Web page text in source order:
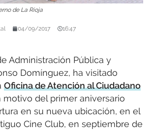
de La Rioja
04/09/2017 16:47
Administración Pública y
Domínguez, ha visitado
Oficina de Atención al Ciudadano
motivo del primer aniversario
en su nueva ubicación, en el
Cine Club, en septiembre de